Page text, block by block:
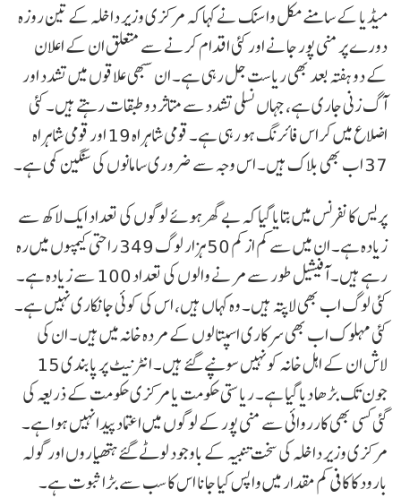
میڈیا کے سامنے مکل واسنک نے کہا کہ مرکزی وزیر داخلہ کے تین روزہ
دورے پر منی پور جانے اور کئی اقدام کرنے سے متعلق ان کے اعلان
کے دو ہفتہ بعد بھی ریاست جل رہی ہے۔ ان سبھی علاقوں میں تشدد اور
آگ زنی جاری ہے، جہاں نسلی تشدد سے متاثر دو طبقات رہتے ہیں۔ کئی
اضلاع میں کراس فائرنگ ہو رہی ہے۔ قومی شاہراہ 19 اور قومی شاہراہ
37 اب بھی بلاک ہیں۔ اس وجہ سے ضروری سامانوں کی سنگین کمی ہے۔
پریس کانفرنس میں بتایا گیا کہ بے گھر ہوئے لوگوں کی تعداد ایک لاکھ سے
زیادہ ہے۔ ان میں سے کم از کم 50 ہزار لوگ 349 راحتی کیمپوں میں رہ
رہے ہیں۔ آفیشیل طور سے مرنے والوں کی تعداد 100 سے زیادہ ہے۔
کئی لوگ اب بھی لاپتہ ہیں۔ وہ کہاں ہیں، اس کی کوئی جانکاری نہیں ہے۔
کئی مہلوک اب بھی سرکاری اسپتالوں کے مردہ خانہ میں ہیں۔ ان کی
لاش ان کے اہل خانہ کو نہیں سونپے گئے ہیں۔ انٹرنیٹ پر پابندی 15
جون تک بڑھا دیا گیا ہے۔ ریاستی حکومت یا مرکزی حکومت کے ذریعہ کی
گئی کسی بھی کارروائی سے منی پور کے لوگوں میں اعتماد پیدا نہیں ہوا ہے۔
مرکزی وزیر داخلہ کی سخت تنبیہ کے باوجود لوٹے گئے ہتھیاروں اور گولہ
بارود کا کافی کم مقدار میں واپس کیا جانا اس کا سب سے بڑا ثبوت ہے۔